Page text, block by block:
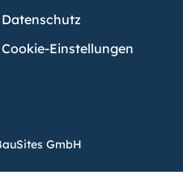
Datenschutz
Cookie-Einstellungen
GmbH